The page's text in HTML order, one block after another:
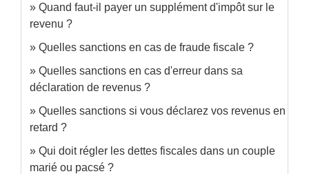
Quand faut-il payer un supplément d'impôt sur le
revenu ?
Quelles sanctions en cas de fraude fiscale ?
Quelles sanctions en cas d'erreur dans sa
déclaration de revenus ?
Quelles sanctions si vous déclarez vos revenus en
retard ?
Qui doit régler les dettes fiscales dans un couple
marié ou pacsé ?